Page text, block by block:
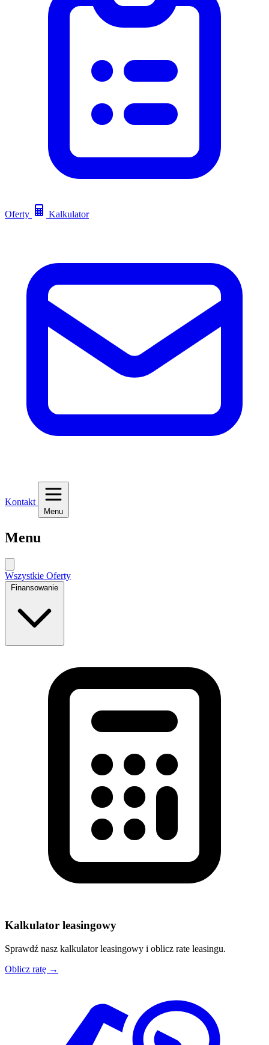
Oferty Kalkulator
Kontakt
Menu
Menu
Wszystkie Oferty
Finansowanie
Kalkulator leasingowy
Sprawdź nasz kalkulator leasingowy i oblicz rate leasingu.
Oblicz ratę →